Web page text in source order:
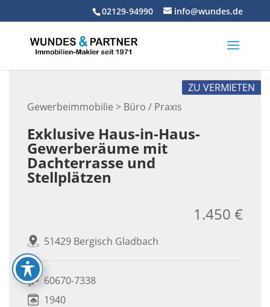
02129-94990 info@wundes.de
Gewerbeimmobilie > Büro / Praxis
ZU VERMIETEN
Exklusive Haus-in-Haus-
Gewerberäume mit
Dachterrasse und
Stellplätzen
51429 Bergisch Gladbach
1.450 €
60670-7338
1940